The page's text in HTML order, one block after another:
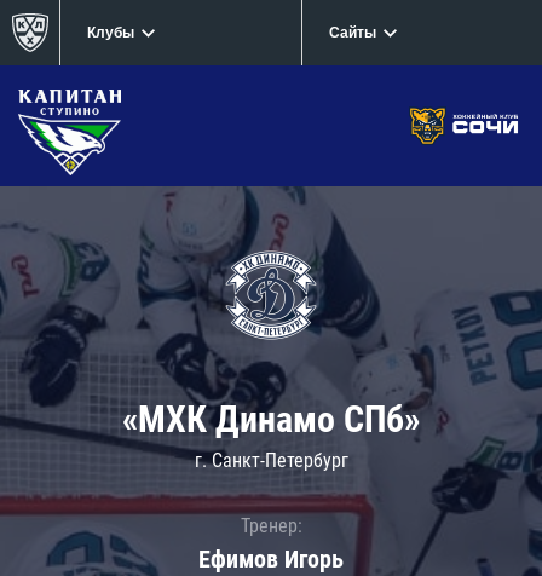
Клубы Сайты
«МХК Динамо СПб»
г. Санкт-Петербург
Тренер:
Ефимов Игорь